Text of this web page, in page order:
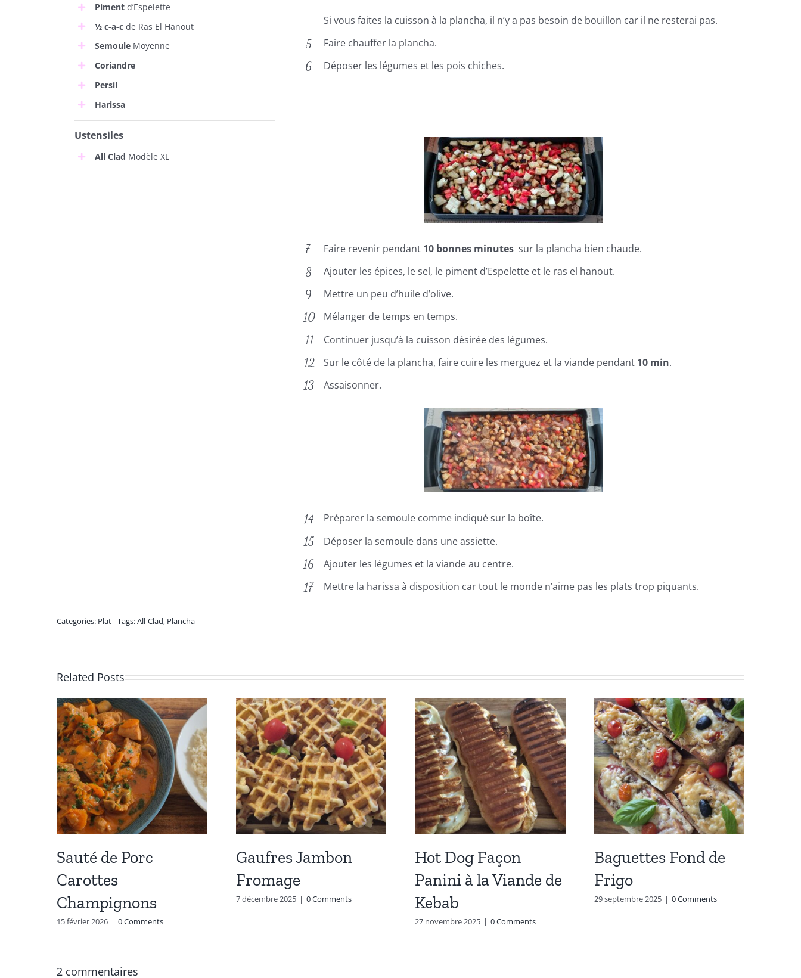
Pimentd’Espelette
½ c-a-cde Ras El Hanout
SemouleMoyenne
Coriandre
Persil
Harissa
Ustensiles
All Clad Modèle XL
Si vous faites la cuisson à la plancha, il n’y a pas besoin de bouillon car il ne resterai pas.
Faire chauffer la plancha.
Déposer les légumes et les pois chiches.
Faire revenir pendant 10 bonnes minutessur la plancha bien chaude.
Ajouter les épices, le sel, le piment d’Espelette et le ras el hanout.
Mettre un peu d’huile d’olive.
Mélanger de temps en temps.
Continuer jusqu’à la cuisson désirée des légumes.
Sur le côté de la plancha, faire cuire les merguez et la viande pendant 10 min.
Assaisonner.
Préparer la semoule comme indiqué sur la boîte.
Déposer la semoule dans une assiette.
Ajouter les légumes et la viande au centre.
Mettre la harissa à disposition car tout le monde n’aime pas les plats trop piquants.
Categories: Plat Tags:All-Clad, Plancha
Related Posts
Sauté de Porc
Carottes
Champignons
15 février 2026 | 0 Comments
Gaufres Jambon
Fromage
7 décembre 2025 | 0 Comments
Hot Dog Façon
Panini à la Viande de
Kebab
27 novembre 2025 | 0 Comments
Baguettes Fond de
Frigo
29 septembre 2025 | 0 Comments
2 commentaires